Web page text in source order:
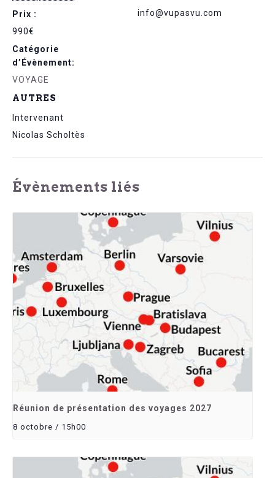
Prix :
990€
Catégorie
d’Évènement:
VOYAGE
info@vupasvu.com
AUTRES
Intervenant
Nicolas Scholtès
Évènements liés
Réunion de présentation des voyages 2027
8 octobre / 15h00